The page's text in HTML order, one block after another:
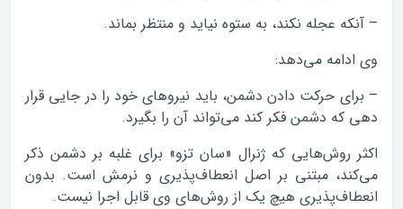
– آنکه عجله نکند، به ستوه نیاید و منتظر بماند.
وی ادامه می‌دهد:
– برای حرکت دادن دشمن، باید نیروهای خود را در جایی قرار
دهی که دشمن فکر کند می‌تواند آن را بگیرد.
اکثر روش‌هایی که ژنرال «سان تزو» برای غلبه بر دشمن ذکر
می‌کند، مبتنی بر اصل انعطاف‌پذیری و نرمش است. بدون
انعطاف‌پذیری هیچ یک از روش‌های وی قابل اجرا نیست.